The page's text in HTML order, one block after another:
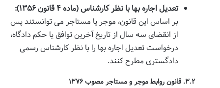
تعدیل اجاره بها با نظر کارشناس (ماده ۴ قانون ۱۳۵۶):
بر اساس این قانون، موجر یا مستاجر می توانستند پس
از انقضای سه سال از تاریخ آخرین توافق یا حکم دادگاه،
درخواست تعدیل اجاره بها را با نظر کارشناس رسمی
دادگستری مطرح کنند.
۳.۲. قانون روابط موجر و مستاجر مصوب ۱۳۷۶